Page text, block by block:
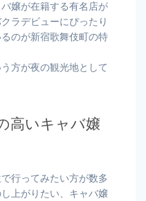
嬢が在籍する有名店が
ラデビューにぴったり
のが新宿歌舞伎町の特
方が夜の観光地として
高いキャバ嬢
行ってみたい方が数多
上がりたい、キャバ嬢